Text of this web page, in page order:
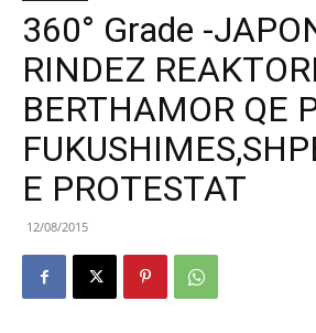
360° Grade -
RINDEZ
BERTHAMOR QE
E PROTESTAT
12/08/2015